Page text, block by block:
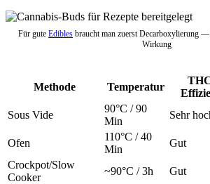
Für gute Edibles braucht man zuerst Decarboxylierung
Wirkung
Methode Temperatur
Sous Vide
90°C / 90
Min
Sehr
Ofen
110°C / 40
Min
Gut
Crockpot/Slow
Cooker
~90°C / 3h Gut